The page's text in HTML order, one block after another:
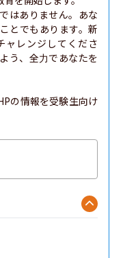
はありません。あな
とでもあります。新
ャレンジしてくださ
う、全力であなたを
の情報を受験生向け